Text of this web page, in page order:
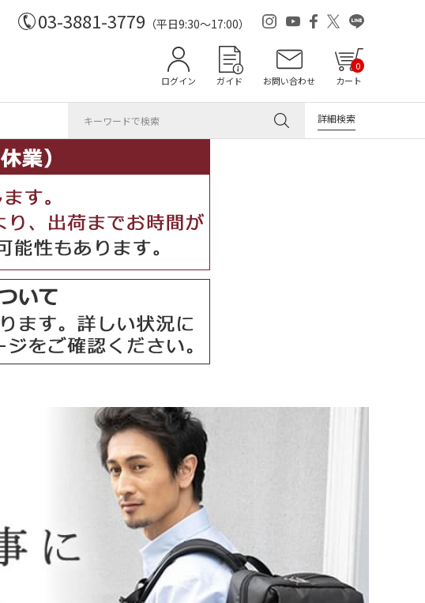
03-3881-3779 （平日9:30～17:00）
ログイン ガイド お問い合わせ カート
0
詳細検索